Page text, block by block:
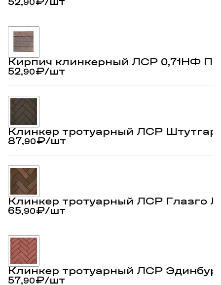
90
Кирпич клинкерный ЛСР 0,71НФ
52,90₽/шт
Клинкер тротуарный ЛСР
87,90₽/шт
Клинкер тротуарный ЛСР Глазго
65,90₽/шт
Клинкер тротуарный ЛСР
57,90₽/шт